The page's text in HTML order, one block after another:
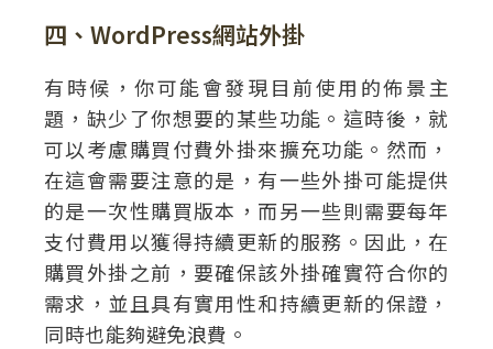
四、WordPress網站外掛
有時候，你可能會發現目前使用的佈景主
題，缺少了你想要的某些功能。這時後，就
可以考慮購買付費外掛來擴充功能。然而，
在這會需要注意的是，有一些外掛可能提供
的是一次性購買版本，而另一些則需要每年
支付費用以獲得持續更新的服務。因此，在
購買外掛之前，要確保該外掛確實符合你的
需求，並且具有實用性和持續更新的保證，
同時也能夠避免浪費。